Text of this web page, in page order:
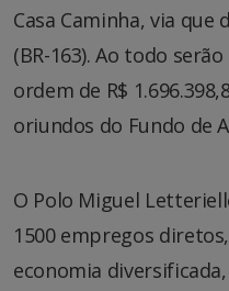
Casa Caminha, via que
(BR-163). Ao todo
ordem de R$
oriundos do Fundo de
O Polo Miguel
1500 empregos
economia